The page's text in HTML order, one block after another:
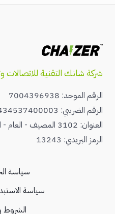
شركة شانك التقنية للاتصالات
الرقم الموحد: 7004396938
الرقم الضريبي: 310434537400003
العنوان: 3102 المصيف - العام - الرياض
الرمز البريدي: 13243
سياسة
سياسة
الشروط